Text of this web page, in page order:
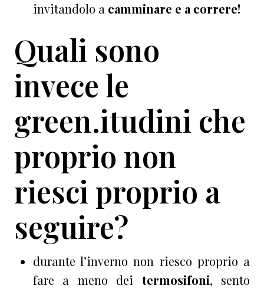
invitandolo a camminare e a correre!
Quali sono
invece le
green.itudini che
proprio non
riesci proprio a
seguire?
durante l’inverno non riesco proprio a
fare a meno dei termosifoni, sento